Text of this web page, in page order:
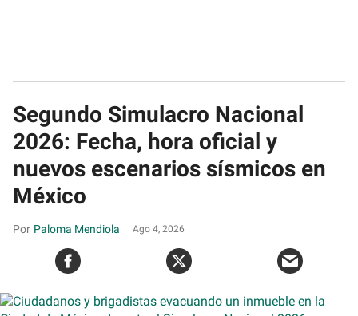
Segundo Simulacro Nacional
2026: Fecha, hora oficial y
nuevos escenarios sísmicos en
México
Paloma Mendiola Ago 4, 2026